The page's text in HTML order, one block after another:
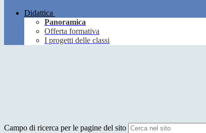
Didattica
Panoramica
Offerta formativa
I progetti delle classi
Campo di ricerca per le pagine del sito